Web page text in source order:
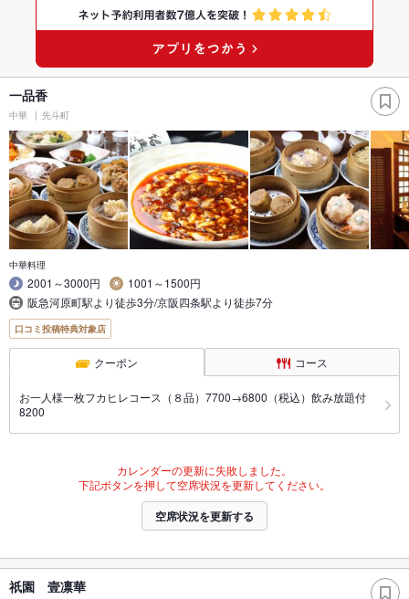
一品香
中華 先斗町
中華料理
2001～3000円
1001～1500円
阪急河原町駅より徒歩3分/京阪四条駅より徒歩7分
口コミ投稿特典対象店
クーポン コース
お一人様一枚フカヒレコース（８品）7700→6800（税込）飲み放題付
8200
カレンダーの更新に失敗しました。
下記ボタンを押して空席状況を更新してください。
空席状況を更新する
祇園 壹凛華